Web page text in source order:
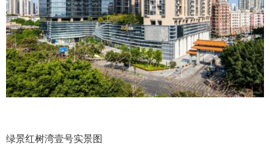
绿景红树湾壹号实景图